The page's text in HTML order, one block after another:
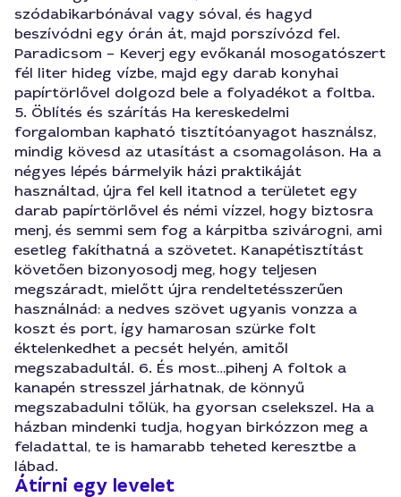
szódabikarbónával vagy sóval, és hagyd
beszívódni egy órán át, majd porszívózd fel.
Paradicsom – Keverj egy evőkanál mosogatószert
fél liter hideg vízbe, majd egy darab konyhai
papírtörlővel dolgozd bele a folyadékot a foltba.
5. Öblítés és szárítás Ha kereskedelmi
forgalomban kapható tisztítóanyagot használsz,
mindig kövesd az utasítást a csomagoláson. Ha a
négyes lépés bármelyik házi praktikáját
használtad, újra fel kell itatnod a területet egy
darab papírtörlővel és némi vízzel, hogy biztosra
menj, és semmi sem fog a kárpitba szivárogni, ami
esetleg fakíthatná a szövetet. Kanapétisztítást
követően bizonyosodj meg, hogy teljesen
megszáradt, mielőtt újra rendeltetésszerűen
használnád: a nedves szövet ugyanis vonzza a
koszt és port, így hamarosan szürke folt
éktelenkedhet a pecsét helyén, amitől
megszabadultál. 6. És most…pihenj A foltok a
kanapén stresszel járhatnak, de könnyű
megszabadulni tőlük, ha gyorsan cselekszel. Ha a
házban mindenki tudja, hogyan birkózzon meg a
feladattal, te is hamarabb teheted keresztbe a
lábad.
Átírni egy levelet